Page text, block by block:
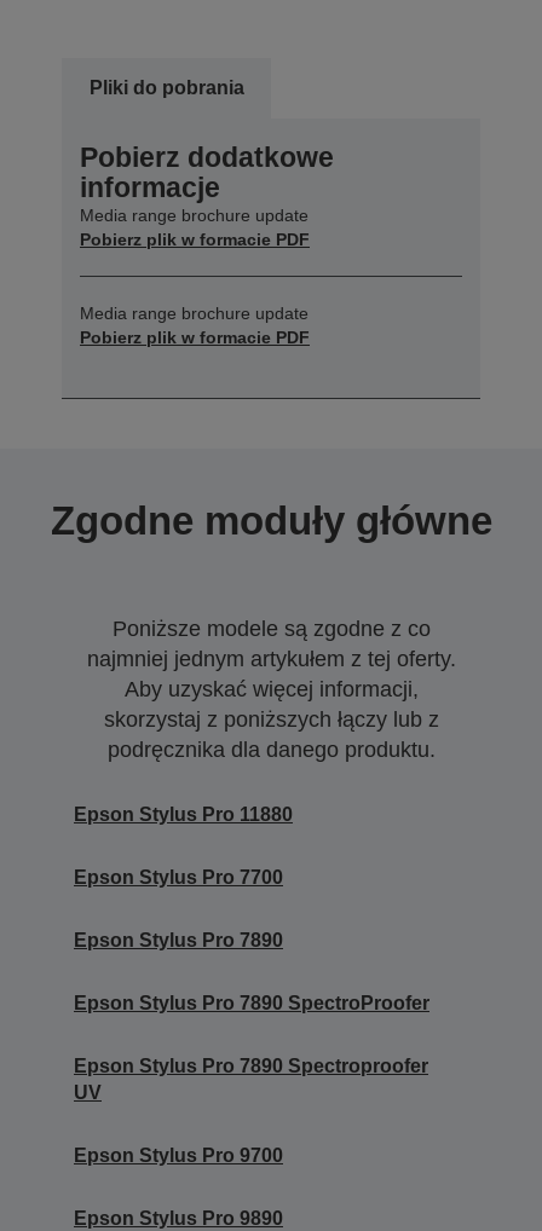
Pliki do pobrania
Pobierz dodatkowe
informacje
Media range brochure update
Pobierz plik w formacie PDF
Media range brochure update
Pobierz plik w formacie PDF
Zgodne moduły główne
Poniższe modele są zgodne z co
najmniej jednym artykułem z tej oferty.
Aby uzyskać więcej informacji,
skorzystaj z poniższych łączy lub z
podręcznika dla danego produktu.
Epson Stylus Pro 11880
Epson Stylus Pro 7700
Epson Stylus Pro 7890
Epson Stylus Pro 7890 SpectroProofer
Epson Stylus Pro 7890 Spectroproofer
UV
Epson Stylus Pro 9700
Epson Stylus Pro 9890